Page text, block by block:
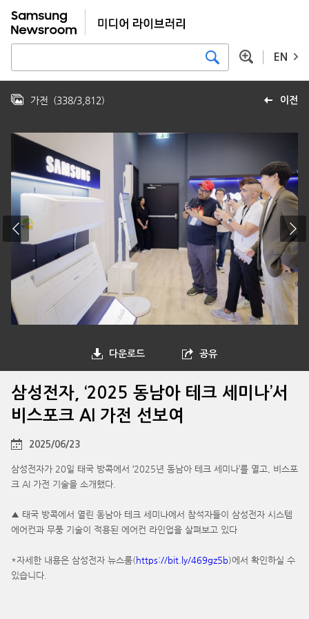
EN
이전
가전 (338/3,812)
다운로드 공유
삼성전자, ‘2025 동남아 테크 세미나’서
비스포크 AI 가전 선보여
2025/06/23
삼성전자가 20일 태국 방콕에서 ‘2025년 동남아 테크 세미나’를 열고, 비스포
크 AI 가전 기술을 소개했다.
▲ 태국 방콕에서 열린 동남아 테크 세미나에서 참석자들이 삼성전자 시스템
에어컨과 무풍 기술이 적용된 에어컨 라인업을 살펴보고 있다
*자세한 내용은 삼성전자 뉴스룸(https://bit.ly/469gz5b)에서 확인하실 수
있습니다.